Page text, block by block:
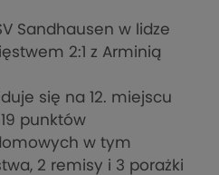
Sandhausen w lidze
2:1 z Arminią
się na 12. miejscu
punktów
w tym
2 remisy i 3 porażki